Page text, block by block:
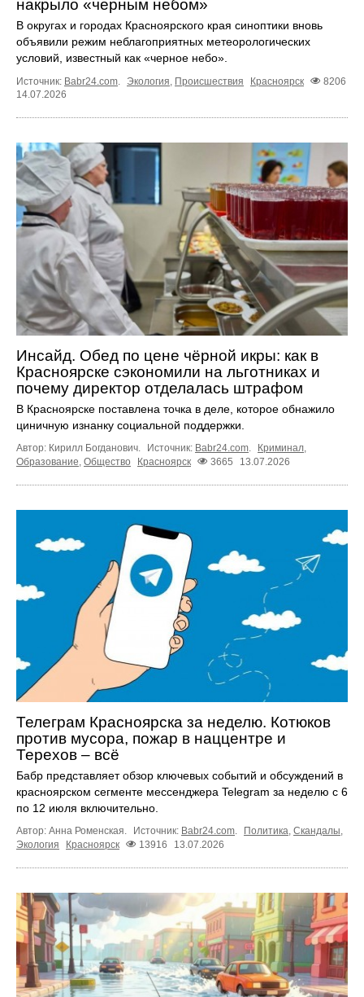
накрыло «черным небом»
В округах и городах Красноярского края синоптики вновь
объявили режим неблагоприятных метеорологических
условий, известный как «черное небо».
Источник: Babr24.com. Экология, Происшествия Красноярск
8206
14.07.2026
Инсайд. Обед по цене чёрной икры: как в
Красноярске сэкономили на льготниках и
почему директор отделалась штрафом
В Красноярске поставлена точка в деле, которое обнажило
циничную изнанку социальной поддержки.
Автор: Кирилл Богданович. Источник: Babr24.com Криминал
Образование Общество Красноярск 3665 13.07.2026
Телеграм Красноярска за неделю. Котюков
против мусора, пожар в наццентре и
Терехов – всё
Бабр представляет обзор ключевых событий и обсуждений в
красноярском сегменте мессенджера Telegram за неделю с 6
по 12 июля включительно.
Автор: Анна Роменская. Источник: Babr24.com. Политика, Скандалы,
Экология
Красноярск 13916 13.07.2026